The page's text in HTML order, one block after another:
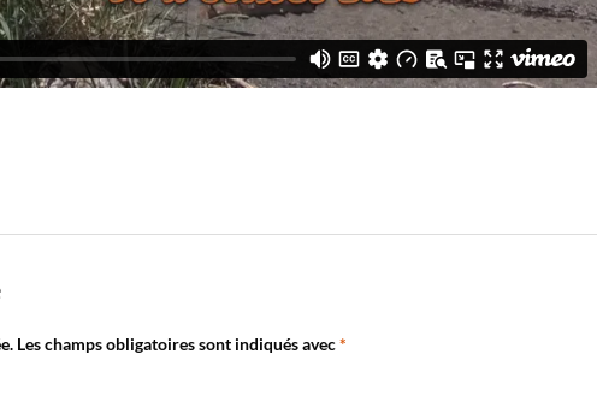
Les champs obligatoires sont indiqués avec*